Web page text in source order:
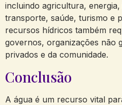
incluindo agricultura,
transporte, saúde, turismo e
recursos hídricos também
governos, organizações não
privados e da comunidade.
Conclusão
A água é um recurso vital